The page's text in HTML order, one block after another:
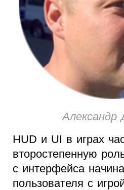
Александр
HUD и UI в играх
второстепенную
с интерфейса
пользователя с